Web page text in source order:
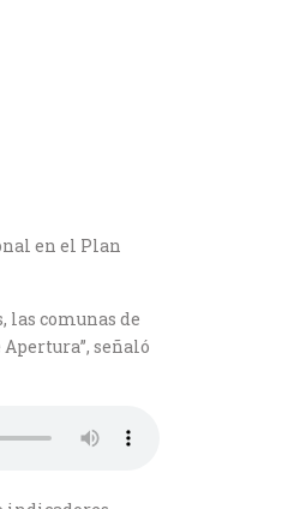
en el Plan
las comunas de
señaló